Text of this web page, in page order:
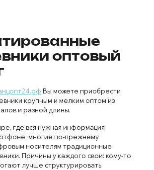
оптовый
Вы можете приобрести
крупным и мелким оптом из
и разной длины.
где вся нужная информация
многие по-прежнему
носителям традиционные
Причины у каждого свои: кому-то
лучше структурировать